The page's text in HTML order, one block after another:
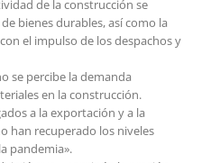
de la construcción se
bienes durables, así como la
el impulso de los despachos y
se percibe la demanda
en la construcción.
a la exportación y a la
han recuperado los niveles
pandemia».